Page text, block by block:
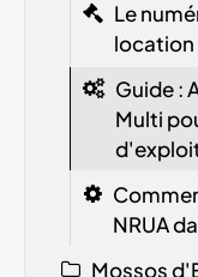
Le
location
Guide :
Multi
NRUA
Mossos